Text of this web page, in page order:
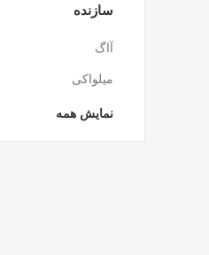
سازنده
آاگ
میلواکی
نمایش همه